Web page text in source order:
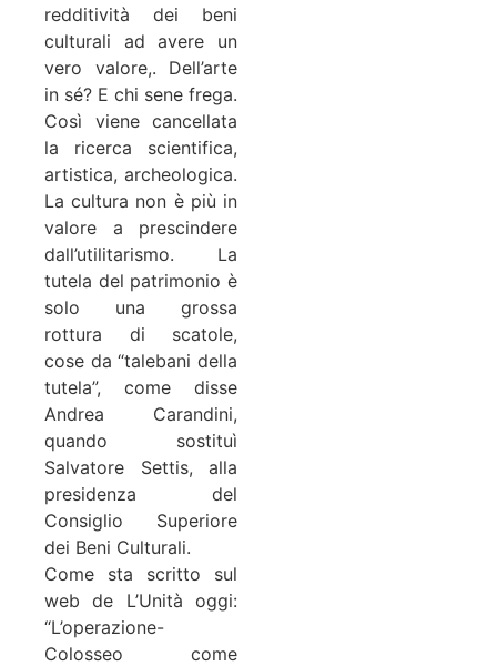
redditività dei beni
culturali ad avere un
vero valore,. Dell’arte
in sé? E chi sene frega.
Così viene cancellata
la ricerca scientifica,
artistica, archeologica.
La cultura non è più in
valore a prescindere
dall’utilitarismo. La
tutela del patrimonio è
solo una grossa
rottura di scatole,
cose da “talebani della
tutela”, come disse
Andrea Carandini,
quando sostituì
Salvatore Settis, alla
presidenza del
Consiglio Superiore
dei Beni Culturali.
Come sta scritto sul
web de L’Unità oggi:
“L’operazione-
Colosseo come